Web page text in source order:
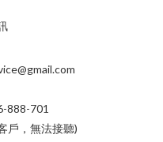
888-701
戶，無法接聽)